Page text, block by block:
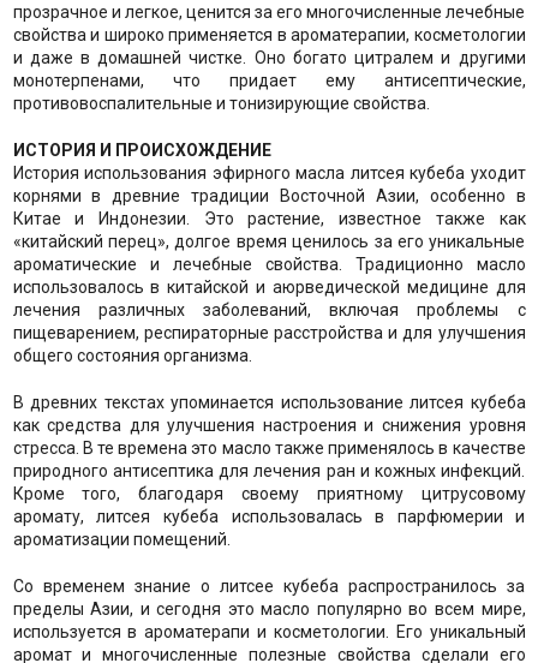
прозрачное и легкое, ценится за его многочисленные лечебные
свойства и широко применяется в ароматерапии, косметологии
и даже в домашней чистке. Оно богато цитралем и другими
монотерпенами, что придает ему антисептические,
противовоспалительные и тонизирующие свойства.
ИСТОРИЯ И ПРОИСХОЖДЕНИЕ
История использования эфирного масла литсея кубеба уходит
корнями в древние традиции Восточной Азии, особенно в
Китае и Индонезии. Это растение, известное также как
«китайский перец», долгое время ценилось за его уникальные
ароматические и лечебные свойства. Традиционно масло
использовалось в китайской и аюрведической медицине для
лечения различных заболеваний, включая проблемы с
пищеварением, респираторные расстройства и для улучшения
общего состояния организма.
В древних текстах упоминается использование литсея кубеба
как средства для улучшения настроения и снижения уровня
стресса. В те времена это масло также применялось в качестве
природного антисептика для лечения ран и кожных инфекций.
Кроме того, благодаря своему приятному цитрусовому
аромату, литсея кубеба использовалась в парфюмерии и
ароматизации помещений.
Со временем знание о литсее кубеба распространилось за
пределы Азии, и сегодня это масло популярно во всем мире,
используется в ароматерапи и косметологии. Его уникальный
аромат и многочисленные полезные свойства сделали его